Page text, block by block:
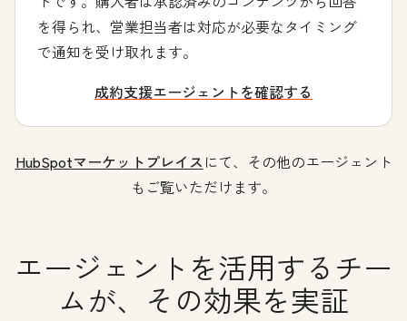
を得られ、営業担当者は対応が必要なタイミング
で通知を受け取れます。
成約支援エージェントを確認する
HubSpotマーケットプレイス にて、その他のエージェント
もご覧いただけます。
エージェントを活用するチー
ムが、その効果を実証